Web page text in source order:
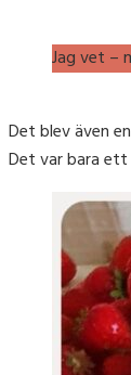
Jag vet –
Det blev även
Det var bara